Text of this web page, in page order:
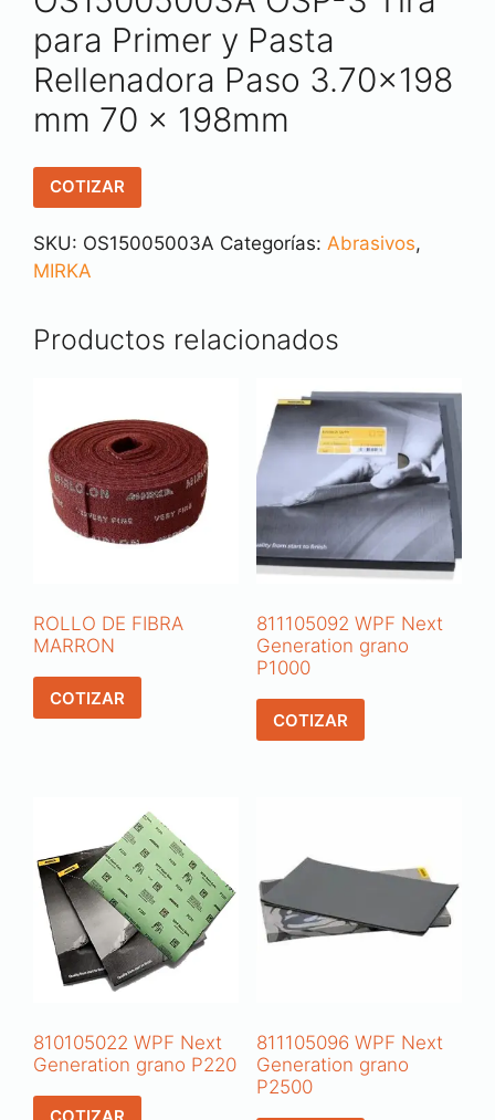
para Primer y Pasta
Rellenadora Paso 3.70×198
mm 70 x 198mm
COTIZAR
SKU: OS15005003A Categorías: Abrasivos,
MIRKA
Productos relacionados
ROLLO DE FIBRA
MARRON
COTIZAR
811105092 WPF Next
Generation grano
P1000
COTIZAR
810105022 WPF Next
Generation grano P220
811105096 WPF Next
Generation grano
P2500